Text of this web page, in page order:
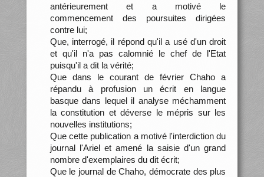
antérieurement et a motivé le
commencement des poursuites dirigées
contre lui;
Que, interrogé, il répond qu'il a usé d'un droit
et qu'il n'a pas calomnié le chef de l'Etat
puisqu'il a dit la vérité;
Que dans le courant de février Chaho a
répandu à profusion un écrit en langue
basque dans lequel il analyse méchamment
la constitution et déverse le mépris sur les
nouvelles institutions;
Que cette publication a motivé l'interdiction du
journal l'Ariel et amené la saisie d'un grand
nombre d'exemplaires du dit écrit;
Que le journal de Chaho, démocrate des plus